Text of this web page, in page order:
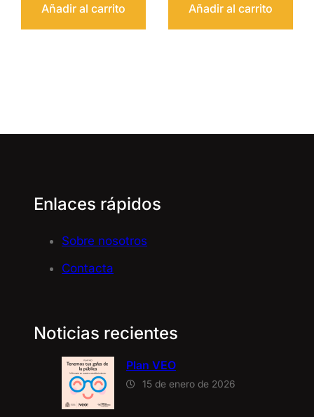
Añadir al carrito Añadir al carrito
Enlaces rápidos
Sobre nosotros
Contacta
Noticias recientes
Plan VEO
15 de enero de 2026